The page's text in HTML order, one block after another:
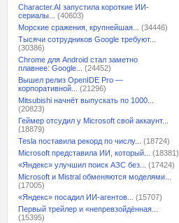
Character.AI запустила короткие ИИ-
сериалы...
(40603)
Морские сражения, крупнейшая...
(34446)
Тысячи сотрудников Google требуют...
(30386)
Chrome для Android стал заметно
плавнее: Google...
(24452)
Вышел релиз OpenIDE Pro —
корпоративной...
(21296)
Mitsubishi начнёт выпускать по 1000...
(20823)
Геймер отсудил у Microsoft свой аккаунт...
(18879)
Tesla поставила рекорд по числу...
(18724)
Microsoft представила ИИ, который...
(18381)
«Яндекс» улучшил поиск АЗС без...
(17424)
Microsoft и Mistral обменяются моделями...
(17005)
«Яндекс» посадил ИИ-агентов...
(15707)
Первый трейлер и «непревзойдённая...
(15395)